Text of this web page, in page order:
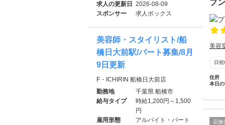
プ
美容
日
住所
本日
店舗
求人の更新日 2026-08-09
スポンサー
求人ボックス
美容師・スタイリスト/船
橋日大前駅/パート募集/8月
9日更新
F・ICHIRIN 船橋日大前店
勤務地
千葉県 船橋市
給与タイプ
時給1,200円～1,500
円
雇用形態
アルバイト・パート